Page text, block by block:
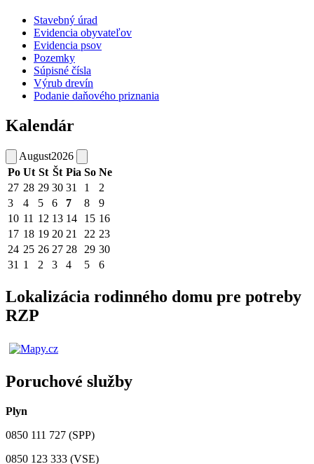
Stavebný úrad
Evidencia obyvateľov
Evidencia psov
Pozemky
Súpisné čísla
Výrub drevín
Podanie daňového priznania
Kalendár
August2026
Po Ut St Št Pia So Ne
27 28 29 30 31 1
2
3
4 5 6 7 8
9
10 11 12 13 14 15 16
17 18 19 20 21 22 23
24 25 26 27 28 29 30
31 1 2 3 4 5 6
Lokalizácia rodinného domu pre potreby
RZP
Poruchové služby
Plyn
0850 111 727 (SPP)
0850 123 333 (VSE)